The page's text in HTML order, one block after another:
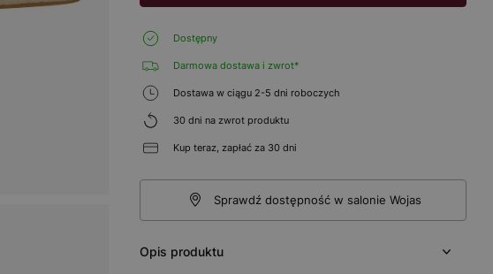
Dostępny
Darmowa dostawa i zwrot*
Dostawa w ciągu 2-5 dni roboczych
30 dni na zwrot produktu
Kup teraz, zapłać za 30 dni
Sprawdź dostępność w salonie Wojas
Opis produktu